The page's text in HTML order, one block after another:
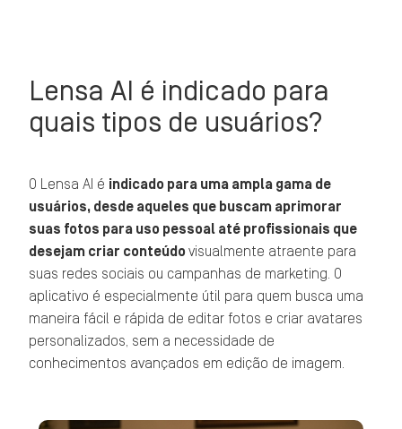
Lensa AI é indicado para
quais tipos de usuários?
O Lensa AI é indicado para uma ampla gama de
usuários, desde aqueles que buscam aprimorar
suas fotos para uso pessoal até profissionais que
desejam criar conteúdovisualmente atraente para
suas redes sociais ou campanhas de marketing. O
aplicativo é especialmente útil para quem busca uma
maneira fácil e rápida de editar fotos e criar avatares
personalizados, sem a necessidade de
conhecimentos avançados em edição de imagem.